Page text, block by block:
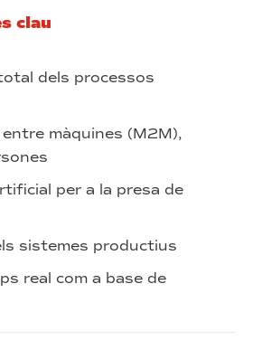
clau
dels processos
màquines (M2M),
per a la presa de
sistemes productius
real com a base de